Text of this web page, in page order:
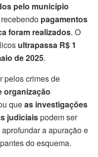
pelo município
pagamentos
foram realizados. O
ultrapassa R$ 1
de 2025.
pelos crimes de
organização
queas investigações
judiciaispodem ser
a apuração e
do esquema.